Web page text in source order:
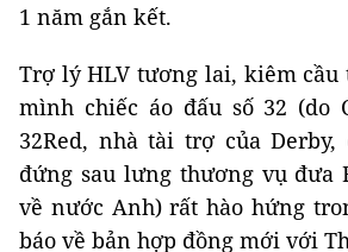
1 năm gắn kết.
Trợ lý HLV tương lai, kiêm cầu
mình chiếc áo đấu số 32 (do
32Red, nhà tài trợ của
đứng sau lưng thương vụ đưa
về nước Anh) rất hào hứng
báo về bản hợp đồng mới với